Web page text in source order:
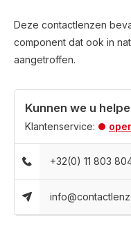
Deze contactlenzen
component dat ook in
aangetroffen.
Kunnen we u
Klantenservice:
+32(0) 11 803